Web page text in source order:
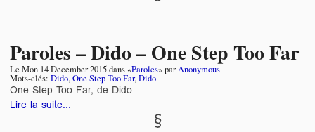
Paroles – Dido – One Step Too Far
Le Mon 14 December 2015dans «Paroles» parAnonymous
Mots-clés: Dido,One Step Too Far,Dido
One Step Too Far, de Dido
Lire la suite...